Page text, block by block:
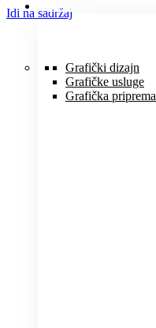
Idi na sadržajUSLUGE
Grafički dizajn
Grafičke usluge
Grafička priprema